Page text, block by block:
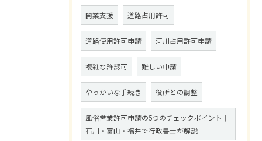
開業支援 道路占用許可
道路使用許可申請 河川占用許可申請
複雑な許認可 難しい申請
やっかいな手続き 役所との調整
風俗営業許可申請の5つのチェックポイント｜
石川・富山・福井で行政書士が解説